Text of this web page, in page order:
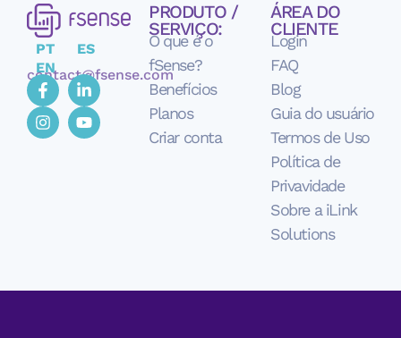
PT
ES
EN
contact@fsense.com
PRODUTO /
SERVIÇO:
O que é o
fSense?
Benefícios
Planos
Criar conta
ÁREA DO
CLIENTE
Login
FAQ
Blog
Guia do usuário
Termos de Uso
Política de
Privavidade
Sobre a iLink
Solutions